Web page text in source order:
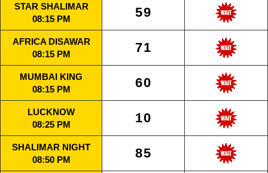
STAR SHALIMAR
08:15 PM
59
AFRICA DISAWAR
08:15 PM
71
MUMBAI KING
08:15 PM
60
LUCKNOW
08:25 PM
10
SHALIMAR NIGHT
08:50 PM
85